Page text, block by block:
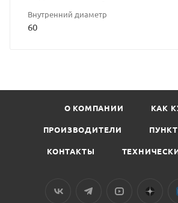
Внутренний диаметр
60
О КОМПАНИИ КАК
ПРОИЗВОДИТЕЛИ
КОНТАКТЫ